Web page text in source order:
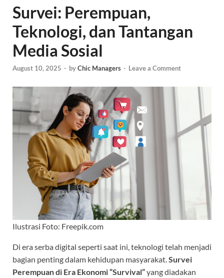
Survei: Perempuan,
Teknologi, dan Tantangan
Media Sosial
August 10, 2025 - byChic Managers - Leave a Comment
Ilustrasi Foto: Freepik.com
Di era serba digital seperti saat ini, teknologi telah menjadi
bagian penting dalam kehidupan masyarakat.Survei
Perempuan di Era Ekonomi “Survival”yang diadakan